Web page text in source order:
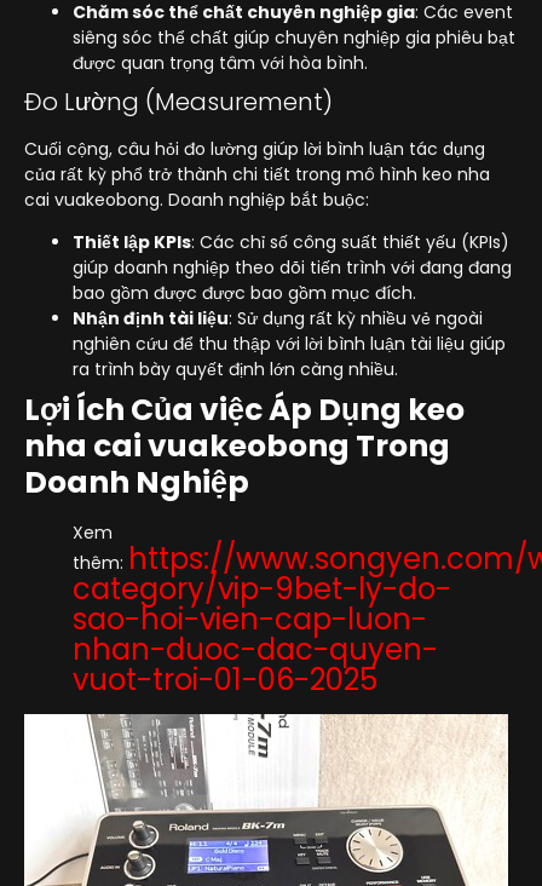
Chăm sóc thể chất chuyên nghiệp gia: Các event
siêng sóc thể chất giúp chuyên nghiệp gia phiêu bạt
được quan trọng tâm với hòa bình.
Đo Lường (Measurement)
Cuối cộng, câu hỏi đo lường giúp lời bình luận tác dụng
của rất kỳ phổ trở thành chi tiết trong mô hình keo nha
cai vuakeobong. Doanh nghiệp bắt buộc:
Thiết lập KPIs: Các chỉ số công suất thiết yếu (KPIs)
giúp doanh nghiệp theo dõi tiến trình với đang đang
bao gồm được được bao gồm mục đích.
Nhận định tài liệu: Sử dụng rất kỳ nhiều vẻ ngoài
nghiên cứu để thu thập với lời bình luận tài liệu giúp
ra trình bày quyết định lớn càng nhiều.
Lợi Ích Của việc Áp Dụng keo
nha cai vuakeobong Trong
Doanh Nghiệp
Xem
thêm: https://www.songyen.com/
category/vip-9bet-ly-do-
sao-hoi-vien-cap-luon-
nhan-duoc-dac-quyen-
vuot-troi-01-06-2025